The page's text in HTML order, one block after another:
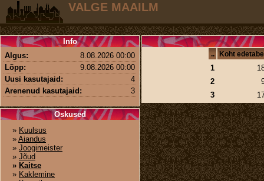
VALGE MAAILM
.. Koht
1
2
3
Info
Algus:
8.08.2026 00:00
Lõpp:
9.08.2026 00:00
Uusi kasutajaid:
4
Arenenud kasutajaid:
3
Oskused
» Kuulsus
» Aiandus
» Joogimeister
» Jõud
» Kaitse
» Kaklemine